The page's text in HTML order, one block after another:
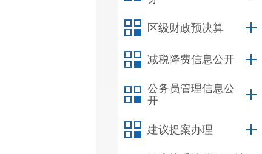
区级财政预决算
减税降费信息公开
公务员管理信息公
开
建议提案办理